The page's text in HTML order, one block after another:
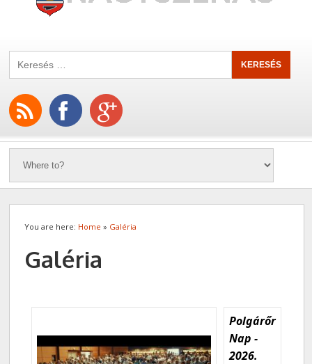
You are here: Home » Galéria
Galéria
Polgárőr
Nap -
2026.